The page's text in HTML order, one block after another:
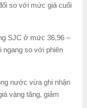
so với mức giá cuối
SJC ở mức 36,96 –
ngang so với phiên
nước vừa ghi nhận
vàng tăng, giảm